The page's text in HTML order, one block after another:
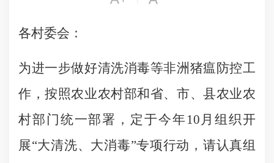
各村委会：
为进一步做好清洗消毒等非洲猪瘟防控工
作，按照农业农村部和省、市、县农业农
村部门统一部署，定于今年 10月组织开
展“大清洗、大消毒”专项行动，请认真组